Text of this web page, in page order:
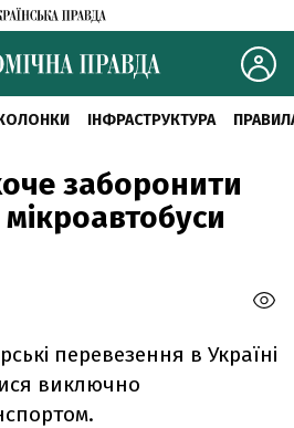
ІНФРАСТРУКТУРА
заборонити
перевезення в Україні
виключно